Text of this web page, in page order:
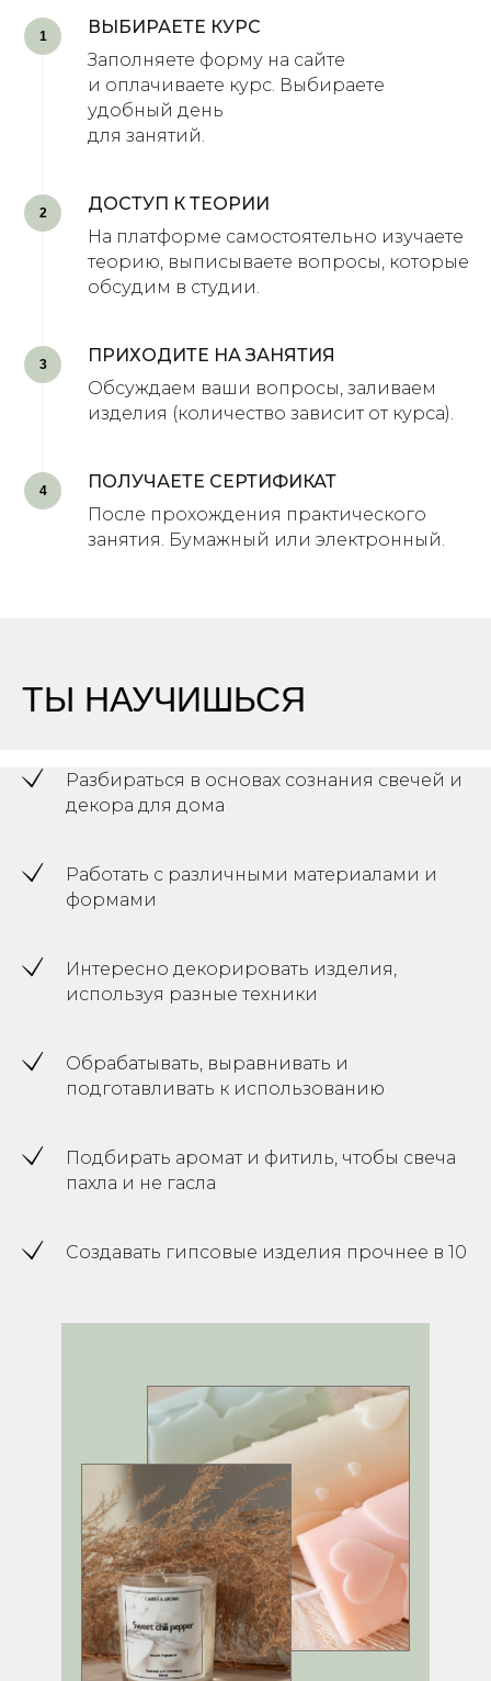
1
ВЫБИРАЕТЕ КУРС
Заполняете форму на сайте
и оплачиваете курс. Выбираете
удобный день
для занятий.
2
ДОСТУП К ТЕОРИИ
На платформе самостоятельно изучаете
теорию, выписываете вопросы, которые
обсудим в студии.
3
ПРИХОДИТЕ НА ЗАНЯТИЯ
Обсуждаем ваши вопросы, заливаем
изделия (количество зависит от курса).
4
ПОЛУЧАЕТЕ СЕРТИФИКАТ
После прохождения практического
занятия. Бумажный или электронный.
ТЫ НАУЧИШЬСЯ
Разбираться в основах сознания свечей и
декора для дома
Работать с различными материалами и
формами
Интересно декорировать изделия,
используя разные техники
Обрабатывать, выравнивать и
подготавливать к использованию
Подбирать аромат и фитиль, чтобы свеча
пахла и не гасла
Создавать гипсовые изделия прочнее в 10